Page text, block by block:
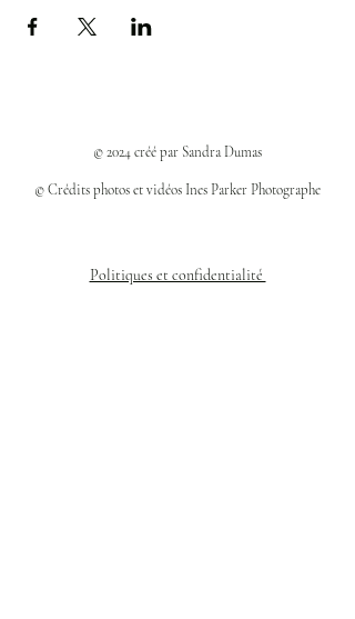
© 2024 créé par Sandra Dumas
© Crédits photos et vidéos Ines Parker Photographe
Politiques et confidentialité